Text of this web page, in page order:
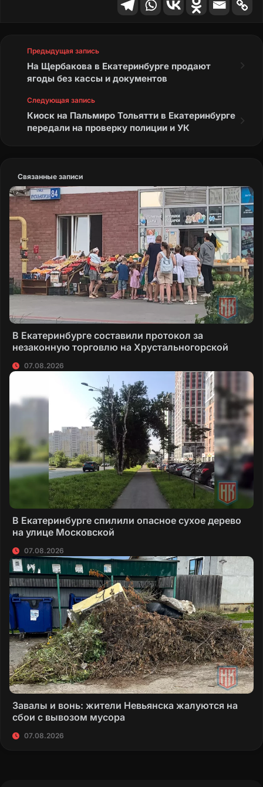
Предыдущая запись
На Щербакова в Екатеринбурге продают
ягоды без кассы и документов
Следующая запись
Киоск на Пальмиро Тольятти в Екатеринбурге
передали на проверку полиции и УК
Связанные записи
В Екатеринбурге составили протокол за
незаконную торговлю на Хрустальногорской
07.08.2026
В Екатеринбурге спилили опасное сухое дерево
на улице Московской
07.08.2026
Завалы и вонь: жители Невьянска жалуются на
сбои с вывозом мусора
07.08.2026